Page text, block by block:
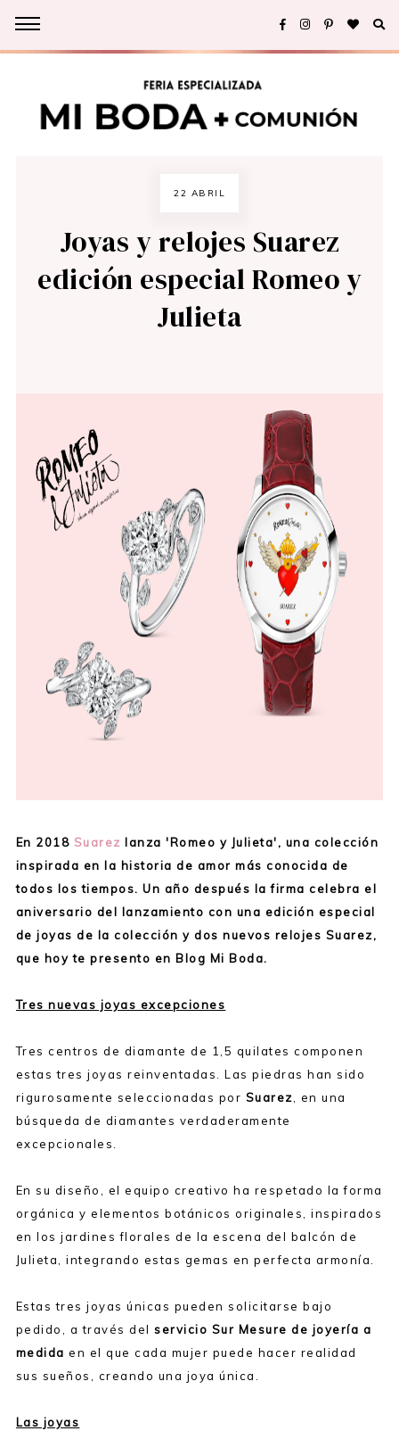
22 ABRIL
Joyas y relojes Suarez
edición especial Romeo y
Julieta
En 2018 Suarez lanza 'Romeo y Julieta', una colección
inspirada en la historia de amor más conocida de
todos los tiempos. Un año después la firma celebra el
aniversario del lanzamiento con una edición especial
de joyas de la colección y dos nuevos relojes Suarez,
que hoy te presento en Blog Mi Boda.
Tres nuevas joyas excepciones
Tres centros de diamante de 1,5 quilates componen
estas tres joyas reinventadas. Las piedras han sido
rigurosamente seleccionadas por Suarez, en una
búsqueda de diamantes verdaderamente
excepcionales.
En su diseño, el equipo creativo ha respetado la forma
orgánica y elementos botánicos originales, inspirados
en los jardines florales de la escena del balcón de
Julieta, integrando estas gemas en perfecta armonía.
Estas tres joyas únicas pueden solicitarse bajo
pedido, a través delservicio Sur Mesure de joyería a
medida en el que cada mujer puede hacer realidad
sus sueños, creando una joya única.
Las joyas